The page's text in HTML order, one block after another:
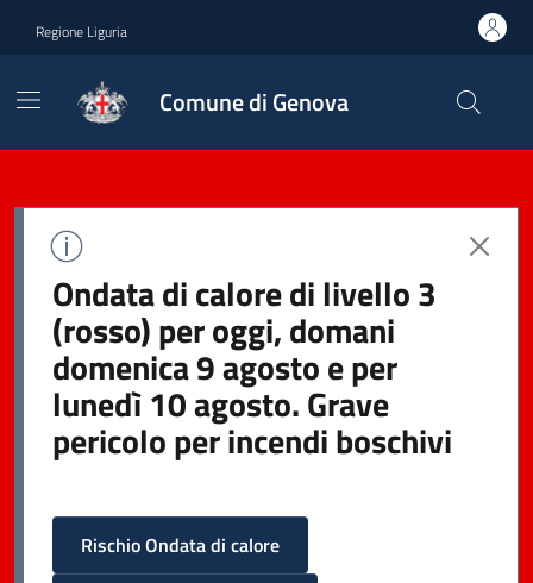
Regione Liguria
Comune di Genova
Ondata di calore di livello 3
(rosso) per oggi, domani
domenica 9 agosto e per
lunedì 10 agosto. Grave
pericolo per incendi boschivi
Rischio Ondata di calore